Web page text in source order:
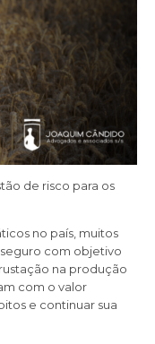
de risco para os
no país, muitos
com objetivo
na produção
com o valor
e continuar sua